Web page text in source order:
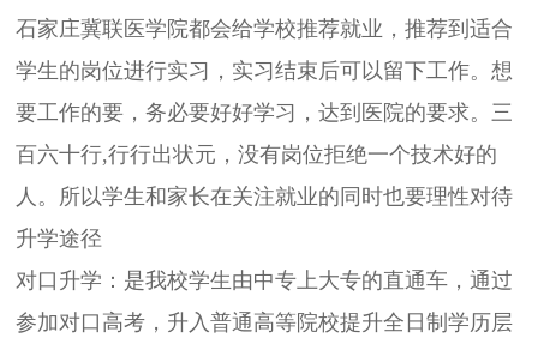
石家庄冀联医学院都会给学校推荐就业，推荐到适合
学生的岗位进行实习，实习结束后可以留下工作。想
要工作的要，务必要好好学习，达到医院的要求。三
百六十行,行行出状元，没有岗位拒绝一个技术好的
人。所以学生和家长在关注就业的同时也要理性对待
升学途径
对口升学：是我校学生由中专上大专的直通车，通过
参加对口高考，升入普通高等院校提升全日制学历层